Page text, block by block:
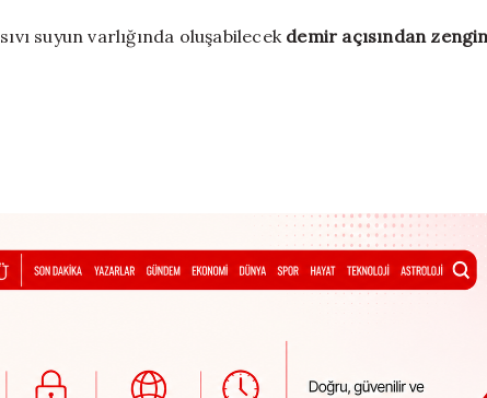
suyun varlığında oluşabilecek demir açısından